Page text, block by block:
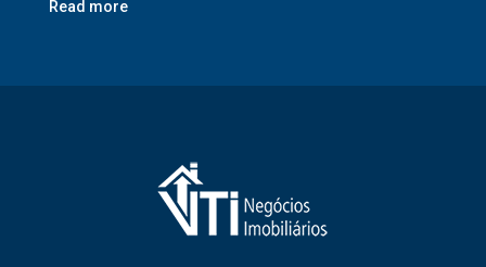
Read more